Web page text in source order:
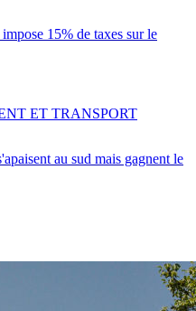
15% de taxes sur le
au sud mais gagnent le
ET TRANSPORT